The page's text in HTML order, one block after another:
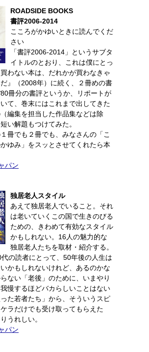
ROADSIDE BOOKS
書評2006-2014
こころがかゆいときに読んでくだ
さい
「書評2006-2014」というサブタ
イトルのとおり、これは僕にとっ
わない本は、だれかが買わなきゃ
』（2008年）に続く、２冊めの書
冊分の書評というか、リポートが
て、巻末にはこれまで出してきた
編集を担当した作品集などは除
い解題もつけてみた。
冊でも２冊でも、みなさんの「こ
ゆみ」をスッとさせてくれたら本
パン
独居老人スタイル
あえて独居老人でいること。それ
は老いていくこの国で生きのびる
ための、きわめて有効なスタイル
かもしれない。16人の魅力的な
独居老人たちを取材・紹介する。
の読者にとって、50年後の人生は
かもしれないけれど、あるのかな
ない「老後」のために、いまやり
慢するほどバカらしいことはない
た若者たち」から、そういうスピ
ラだけでも受け取ってもらえた
うれしい。
パン